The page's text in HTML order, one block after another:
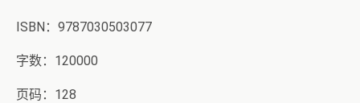
ISBN：9787030503077
字数：120000
页码：128